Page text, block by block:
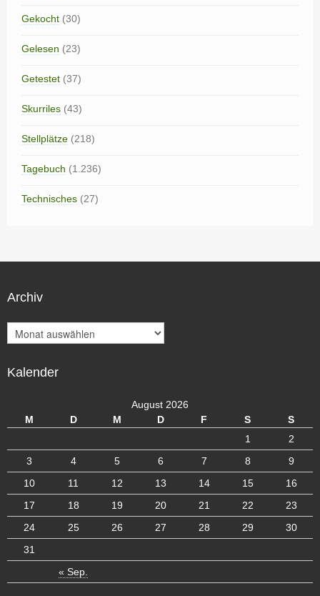
Gekocht (30)
Gelesen (23)
Getestet (37)
Skurriles (43)
Stellplätze (218)
Tagebuch (1.236)
Technisches (27)
Archiv
r
h
Kalender
August 2026
M
D M D F S S
« Sep.
1
2
3
4 5 6 7 8
9
10
11 12 13 14 15
16
17
18 19 20 21 22
23
24
25 26 27 28 29
30
31